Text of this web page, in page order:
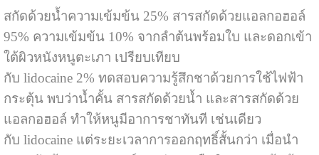
สกัดด้วยน้ำความเข้มข้น 25% สารสกัดด้วยแอลกอฮอล์
95% ความเข้มข้น 10% จากลำต้นพร้อมใบ และดอกเข้า
ใต้ผิวหนังหนูตะเภา เปรียบเทียบ
กับ lidocaine 2% ทดสอบความรู้สึกชาด้วยการใช้ไฟฟ้า
กระตุ้น พบว่าน้ำคั้น สารสกัดด้วยน้ำ และสารสกัดด้วย
แอลกอฮอล์ ทำให้หนูมีอาการชาทันที เช่นเดียว
กับ lidocaine แต่ระยะเวลาการออกฤทธิ์สั้นกว่า เมื่อนำ